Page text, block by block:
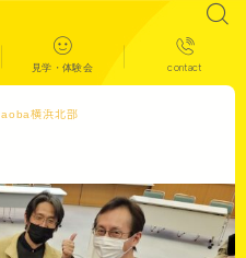
見学・体験会 contact
aoba横浜北部